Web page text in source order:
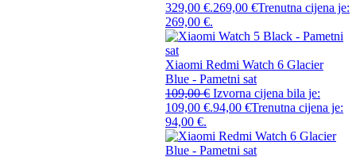
329,00 €.269,00 €Trenutna cijena je:
269,00 €.
Xiaomi Redmi Watch 6 Glacier
Blue - Pametni sat
109,00€ Izvorna cijena bila je:
109,00 €.94,00 €Trenutna cijena je:
94,00 €.